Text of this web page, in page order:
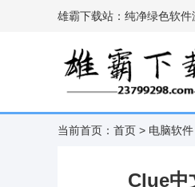
雄霸下载站：纯净绿色软
当前首页： 首页 > 电脑软件
Clue中